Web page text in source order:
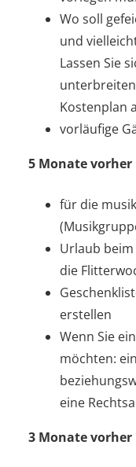
Wo soll
und
Lassen Sie
Kostenplan
vorläufige
5 Monate vorher
für die
Urlaub
die
erstellen
Wenn Sie
möchten:
eine
3 Monate vorher